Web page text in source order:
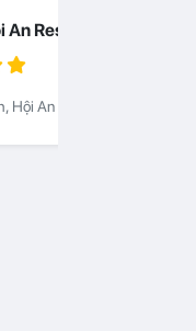
Resort
Hội An